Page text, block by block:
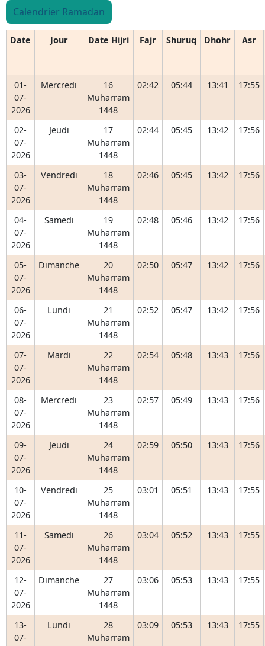
Calendrier Ramadan
Date Jour Date Hijri Fajr Shuruq Dhohr Asr
01-
07-
2026
Mercredi
16
Muharram
1448
02:42 05:44 13:41 17:55
02-
07-
2026
Jeudi
17
Muharram
1448
02:44 05:45 13:42 17:56
03-
07-
2026
Vendredi
18
Muharram
1448
02:46 05:45 13:42 17:56
04-
07-
2026
Samedi
19
Muharram
1448
02:48 05:46 13:42 17:56
05-
07-
2026
Dimanche
20
Muharram
1448
02:50 05:47 13:42 17:56
06-
07-
2026
Lundi
21
Muharram
1448
02:52 05:47 13:42 17:56
07-
07-
2026
Mardi
22
Muharram
1448
02:54 05:48 13:43 17:56
08-
07-
2026
Mercredi
23
Muharram
1448
02:57 05:49 13:43 17:56
09-
07-
2026
Jeudi
24
Muharram
1448
02:59 05:50 13:43 17:56
10-
07-
2026
Vendredi
25
Muharram
1448
03:01 05:51 13:43 17:55
11-
07-
2026
Samedi
26
Muharram
1448
03:04 05:52 13:43 17:55
12-
07-
2026
Dimanche
27
Muharram
1448
03:06 05:53 13:43 17:55
13-
07-
Lundi
28
Muharram
03:09 05:53 13:43 17:55